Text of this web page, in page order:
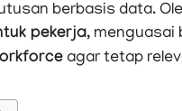
berbasis data.
pekerja, menguasai
agar tetap